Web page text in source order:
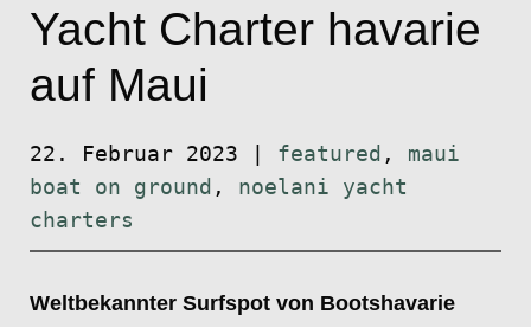
Yacht Charter havarie
auf Maui
22. Februar 2023 featured , maui
boat on ground , noelani yacht
charters
Weltbekannter Surfspot von Bootshavarie